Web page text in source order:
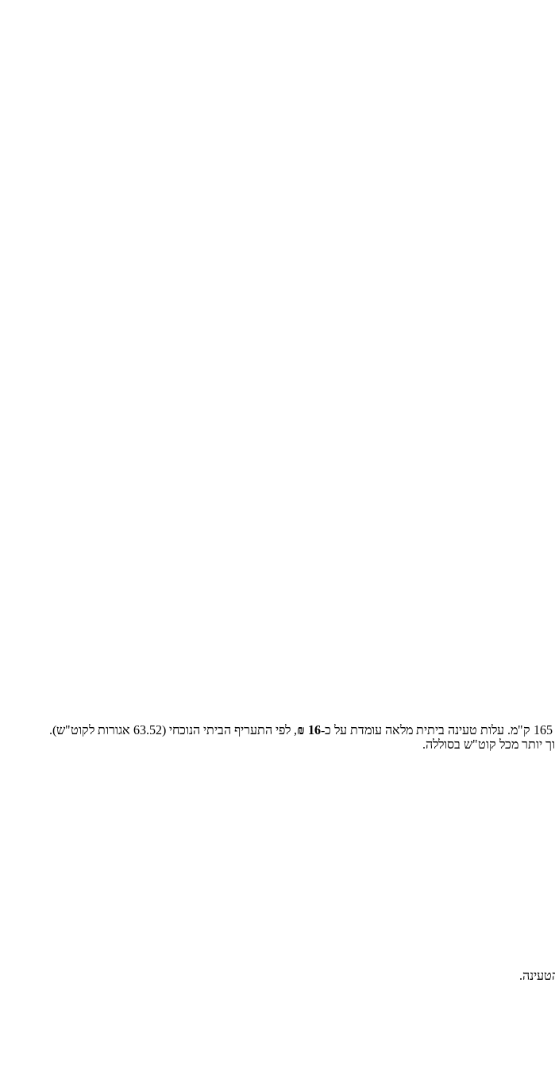
165 ק"מ. עלות טעינה ביתית מלאה עומדת על כ-16
₪, לפי התעריף הביתי הנוכחי (63.52 אגורות לקוט"ש).